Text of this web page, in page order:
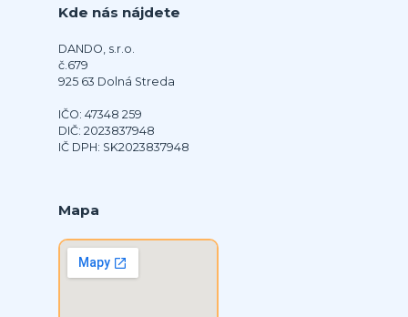
Kde nás nájdete
DANDO, s.r.o.
č.679
925 63 Dolná Streda
IČO: 47348 259
DIČ: 2023837948
IČ DPH: SK2023837948
Mapa